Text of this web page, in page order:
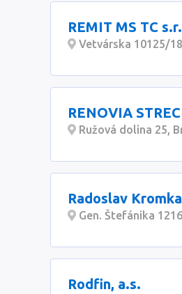
REMIT MS TC
Vetvárska 10125/
RENOVIA
Ružová dolina 25,
Radoslav
Gen. Štefánika
Rodfin, a.s.